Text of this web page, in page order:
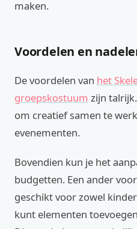
maken.
Voordelen en
De voordelen van het
groepskostuum zijn
om creatief samen te
evenementen.
Bovendien kun je het
budgetten. Een ander
geschikt voor zowel
kunt elementen